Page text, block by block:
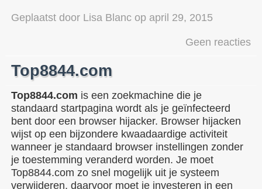
Geplaatst door Lisa Blanc op april 29, 2015
Geen reacties
Top8844.com
Top8844.com is een zoekmachine die je
standaard startpagina wordt als je geïnfecteerd
bent door een browser hijacker. Browser hijacken
wijst op een bijzondere kwaadaardige activiteit
wanneer je standaard browser instellingen zonder
je toestemming veranderd worden. Je moet
Top8844.com zo snel mogelijk uit je systeem
verwijderen, daarvoor moet je investeren in een